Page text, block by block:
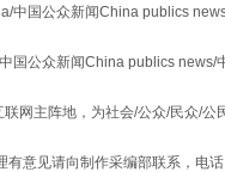
"炒鞋教程"里的骗局
中国公众新闻China publics
公众新闻China publics
网主阵地，为社会/公众/民众/
意见请向制作采编部联系，